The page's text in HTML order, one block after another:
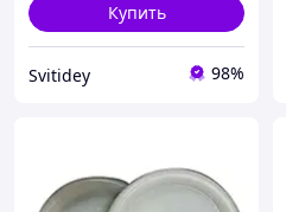
Купить
Svitidey 98%